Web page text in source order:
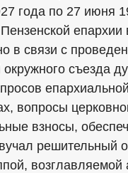
года по 27 июня
в связи с
съезда
вопросы
взносы,
решительный